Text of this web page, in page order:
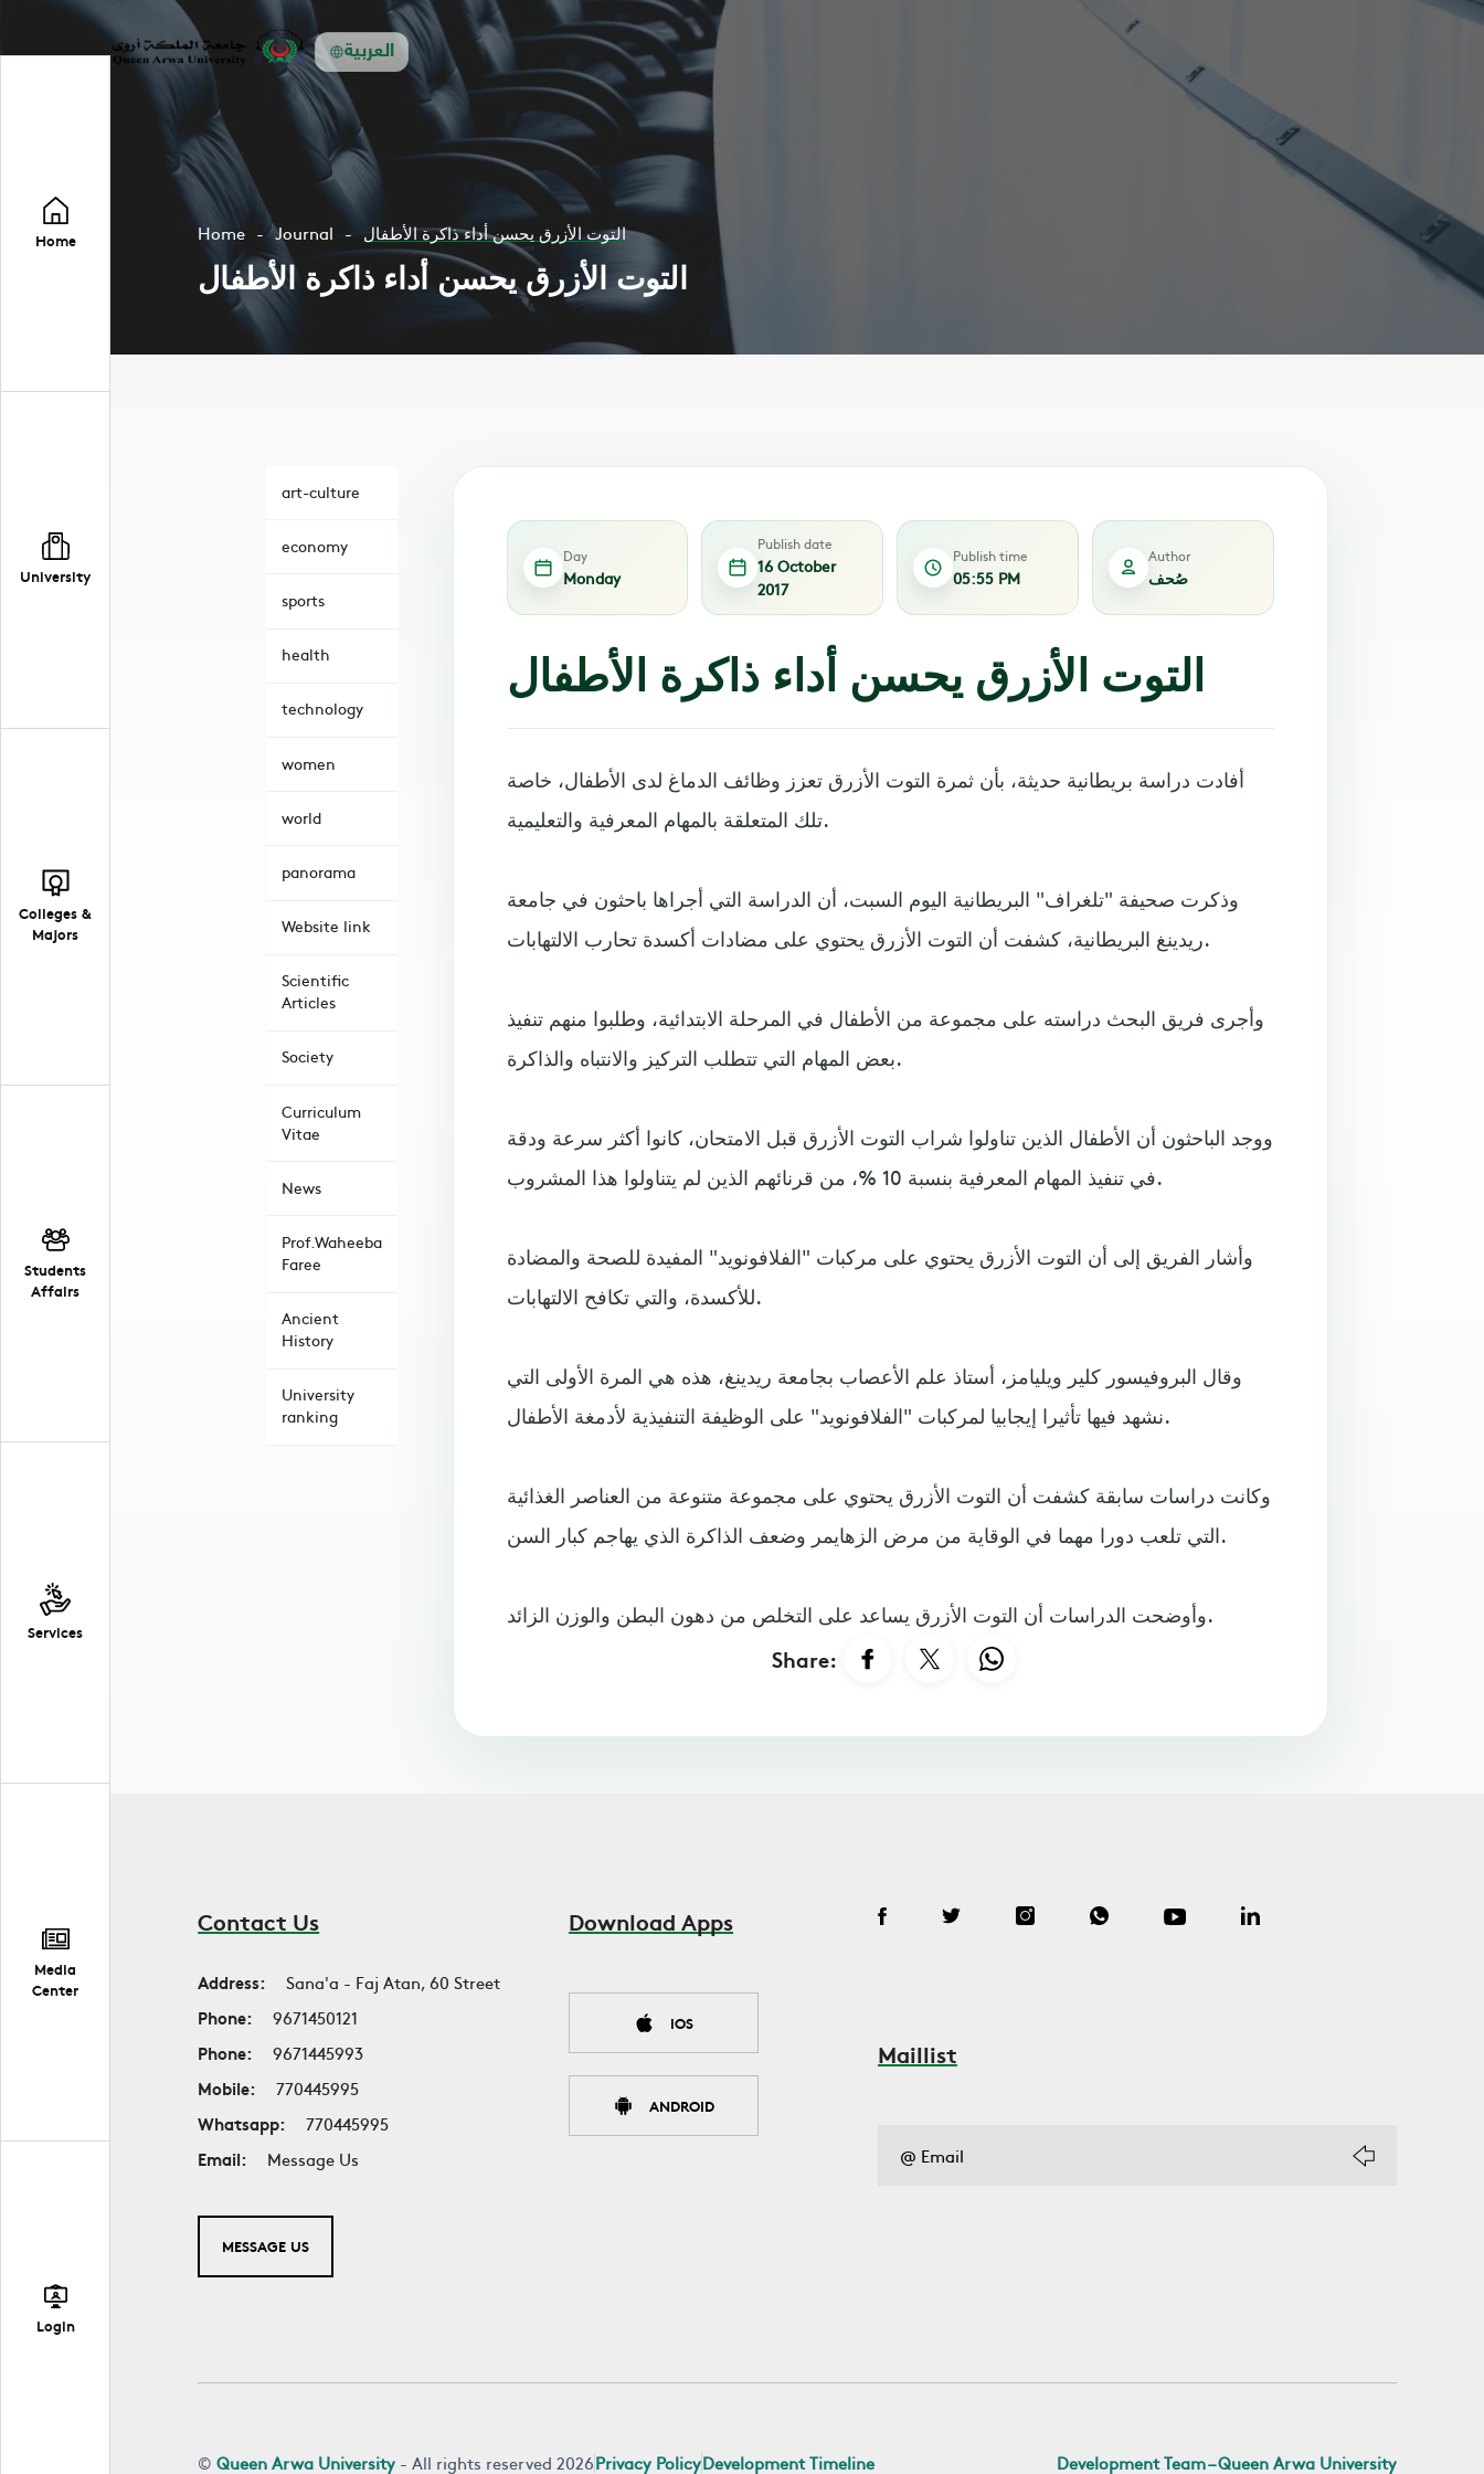
العربية
Home
University
Colleges &
Majors
Students
Affairs
Services
Media
Center
Login
Home Journal التوت الأزرق يحسن أداء ذاكرة الأطفال
التوت الأزرق يحسن أداء ذاكرة الأطفال
art-culture
economy
sports
health
technology
women
world
panorama
Website link
Scientific
Articles
Society
Curriculum
Vitae
News
Prof.Waheeba
Faree
Ancient
History
University
ranking
Day
Monday
Publish date
16 October
2017
Publish time
05:55 PM
Author
صُحف
التوت الأزرق يحسن أداء ذاكرة الأطفال
أفادت دراسة بريطانية حديثة، بأن ثمرة التوت الأزرق تعزز وظائف الدماغ لدى الأطفال، خاصة
تلك المتعلقة بالمهام المعرفية والتعليمية.
وذكرت صحيفة "تلغراف" البريطانية اليوم السبت، أن الدراسة التي أجراها باحثون في جامعة
ريدينغ البريطانية، كشفت أن التوت الأزرق يحتوي على مضادات أكسدة تحارب الالتهابات.
وأجرى فريق البحث دراسته على مجموعة من الأطفال في المرحلة الابتدائية، وطلبوا منهم تنفيذ
بعض المهام التي تتطلب التركيز والانتباه والذاكرة.
ووجد الباحثون أن الأطفال الذين تناولوا شراب التوت الأزرق قبل الامتحان، كانوا أكثر سرعة ودقة
في تنفيذ المهام المعرفية بنسبة 10 %، من قرنائهم الذين لم يتناولوا هذا المشروب.
وأشار الفريق إلى أن التوت الأزرق يحتوي على مركبات "الفلافونويد" المفيدة للصحة والمضادة
للأكسدة، والتي تكافح الالتهابات.
وقال البروفيسور كلير ويليامز، أستاذ علم الأعصاب بجامعة ريدينغ، هذه هي المرة الأولى التي
نشهد فيها تأثيرا إيجابيا لمركبات "الفلافونويد" على الوظيفة التنفيذية لأدمغة الأطفال.
وكانت دراسات سابقة كشفت أن التوت الأزرق يحتوي على مجموعة متنوعة من العناصر الغذائية
التي تلعب دورا مهما في الوقاية من مرض الزهايمر وضعف الذاكرة الذي يهاجم كبار السن.
وأوضحت الدراسات أن التوت الأزرق يساعد على التخلص من دهون البطن والوزن الزائد.
Share:
Contact Us
Address:
Sana'a - Faj Atan, 60 Street
Phone:
9671450121
Phone:
9671445993
Mobile:
770445995
Whatsapp:
770445995
Email:
Message Us
MESSAGE US
Download Apps
IOS
ANDROID
Maillist
©Queen Arwa University - All rights reserved 2026Privacy PolicyDevelopment Timeline Development Team – Queen Arwa University